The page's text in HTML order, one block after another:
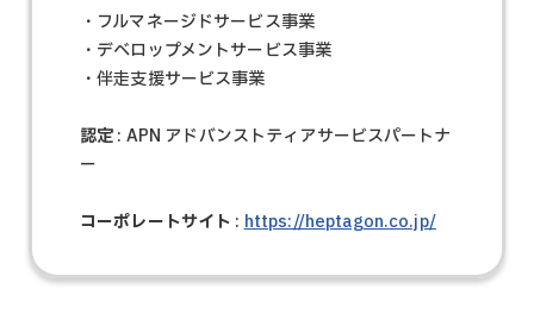
・フルマネージドサービス事業
・デベロップメントサービス事業
・伴走支援サービス事業
認定: APN アドバンストティアサービスパートナ
ー
コーポレートサイト : https://heptagon.co.jp/